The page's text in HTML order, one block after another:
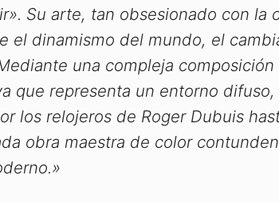
Su arte, tan obsesionado con la
el dinamismo del mundo, el
una compleja
que representa un entorno
los relojeros de Roger Dubuis
obra maestra de color